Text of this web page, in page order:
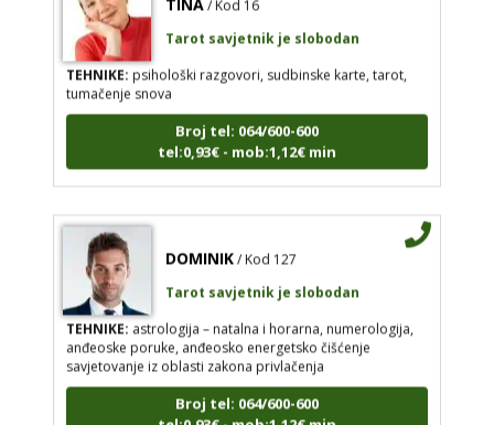
TEHNIKE:psihološki razgovori, sudbinske karte, tarot,
tumačenje snova
Broj tel: 064/600-600
tel:0,93€ - mob:1,12€ min
TEHNIKE:astrologija – natalna i horarna, numerologija,
anđeoske poruke, anđeosko energetsko čišćenje
savjetovanje iz oblasti zakona privlačenja
Broj tel: 064/600-600
tel:0,93€ - mob:1,12€ min